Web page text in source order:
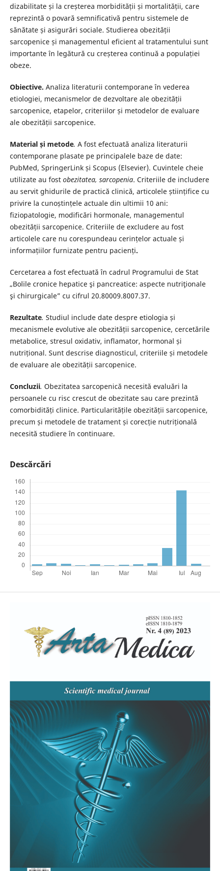
dizabilitate și la creșterea morbidității și mortalității, care
reprezintă o povară semnificativă pentru sistemele de
sănătate și asigurări sociale. Studierea obezității
sarcopenice și managementul eficient al tratamentului sunt
importante în legătură cu creșterea continuă a populației
obeze.
Obiective. Analiza literaturii contemporane în vederea
etiologiei, mecanismelor de dezvoltare ale obezității
sarcopenice, etapelor, criteriilor și metodelor de evaluare
ale obezității sarcopenice.
Material și metode. A fost efectuată analiza literaturii
contemporane plasate pe principalele baze de date:
PubMed, SpringerLink și Scopus (Elsevier). Cuvintele cheie
utilizate au fost obezitatea, sarcopenia. Criteriile de includere
au servit ghidurile de practică clinică, articolele științifice cu
privire la cunoștințele actuale din ultimii 10 ani:
fiziopatologie, modificări hormonale, managementul
obezității sarcopenice. Criteriile de excludere au fost
articolele care nu corespundeau cerințelor actuale și
informațiilor furnizate pentru pacienți.
Cercetarea a fost efectuată în cadrul Programului de Stat
„Bolile cronice hepatice şi pancreatice: aspecte nutriţionale
şi chirurgicale” cu cifrul 20.80009.8007.37.
Rezultate. Studiul include date despre etiologia și
mecanismele evolutive ale obezității sarcopenice, cercetările
metabolice, stresul oxidativ, inflamator, hormonal și
nutrițional. Sunt descrise diagnosticul, criteriile și metodele
de evaluare ale obezității sarcopenice.
Concluzii. Obezitatea sarcopenică necesită evaluări la
persoanele cu risc crescut de obezitate sau care prezintă
comorbidități clinice. Particularitățile obezității sarcopenice,
precum și metodele de tratament și corecție nutrițională
necesită studiere în continuare.
Descărcări